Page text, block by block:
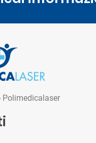
Polimedicalaser